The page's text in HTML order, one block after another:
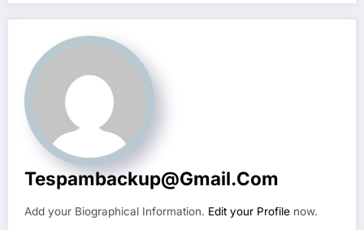
Tespambackup@gmail.com
Add your Biographical Information. Edit your Profile now.